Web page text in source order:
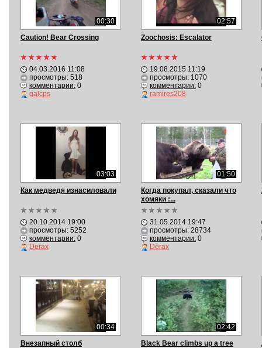
00:30
Caution! Bear Crossing
04.03.2016 11:08
просмотры: 518
комментарии:0
galcps
02:57
Zoochosis: Escalator
19.08.2015 11:19
просмотры: 1070
комментарии:0
ramires208
03:03
Как медведя изнасиловали
20.10.2014 19:00
просмотры: 5252
комментарии:0
Derax
01:50
Когда покупал, сказали что
хомяки :...
31.05.2014 19:47
просмотры: 28734
комментарии:0
Derax
00:34
Внезапный столб
02:42
Black Bear climbs up a tree